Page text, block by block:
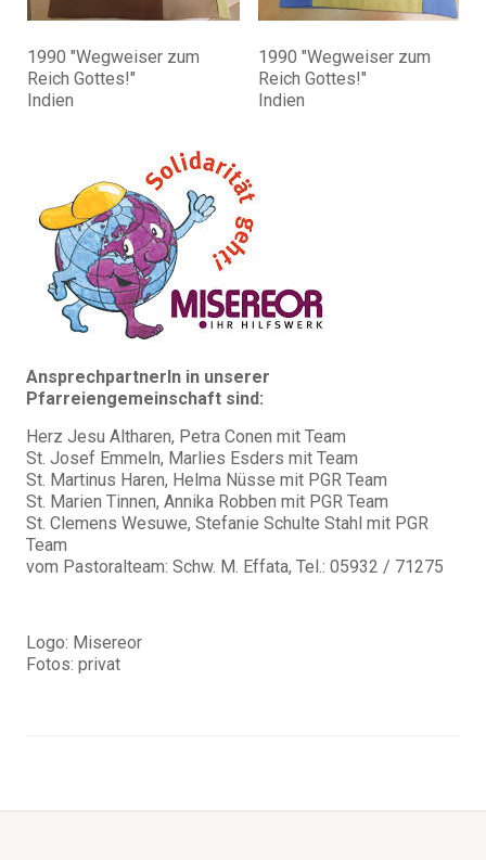
1990 "Wegweiser zum
Reich Gottes!"
Indien
1990 "Wegweiser zum
Reich Gottes!"
Indien
AnsprechpartnerIn in unserer
Pfarreiengemeinschaft sind:
Herz Jesu Altharen, Petra Conen mit Team
St. Josef Emmeln, Marlies Esders mit Team
St. Martinus Haren, Helma Nüsse mit PGR Team
St. Marien Tinnen, Annika Robben mit PGR Team
St. Clemens Wesuwe, Stefanie Schulte Stahl mit PGR
Team
vom Pastoralteam: Schw. M. Effata, Tel.: 05932 / 71275
Logo: Misereor
Fotos: privat